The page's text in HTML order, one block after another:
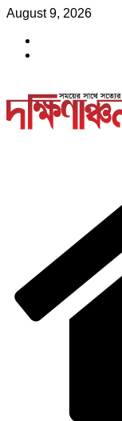
Skip
content
August 9, 2026